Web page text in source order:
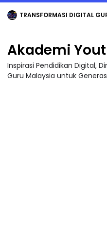
TRANSFORMASI DIGITAL GURU SIRI 7 : PAHLAWAN
Akademi
Inspirasi Pendidikan Digital,
Guru Malaysia untuk